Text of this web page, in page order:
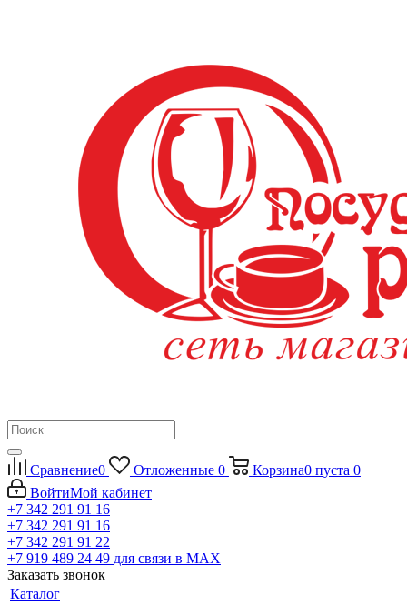
Сравнение0 Отложенные 0 Корзина0 пуста 0
ВойтиМой кабинет
+7 342 291 91 16
+7 342 291 91 16
+7 342 291 91 22
+7 919 489 24 49 для связи в МАХ
Заказать звонок
Каталог